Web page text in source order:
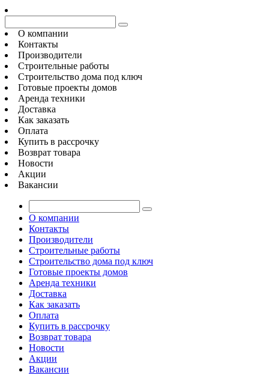
О компании
Контакты
Производители
Строительные работы
Строительство дома под ключ
Готовые проекты домов
Аренда техники
Доставка
Как заказать
Оплата
Купить в рассрочку
Возврат товара
Новости
Акции
Вакансии
О компании
Контакты
Производители
Строительные работы
Строительство дома под ключ
Готовые проекты домов
Аренда техники
Доставка
Как заказать
Оплата
Купить в рассрочку
Возврат товара
Новости
Акции
Вакансии